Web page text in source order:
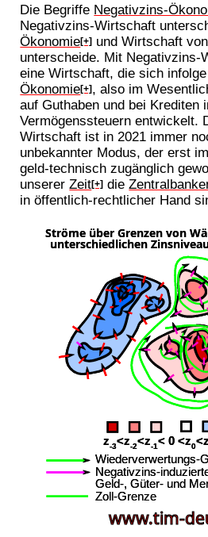
Die Begriffe Negativzins-
Negativzins-Wirtschaft
Ökonomie[+] und Wirtschaft
unterscheide. Mit Negativzins-
eine Wirtschaft, die sich
Ökonomie[+], also im
auf Guthaben und bei Krediten
Vermögenssteuern entwickelt.
Wirtschaft ist in 2021 immer
unbekannter Modus, der erst
geld-technisch zugänglich
unsererZeit[+] die
in öffentlich-rechtlicher Hand